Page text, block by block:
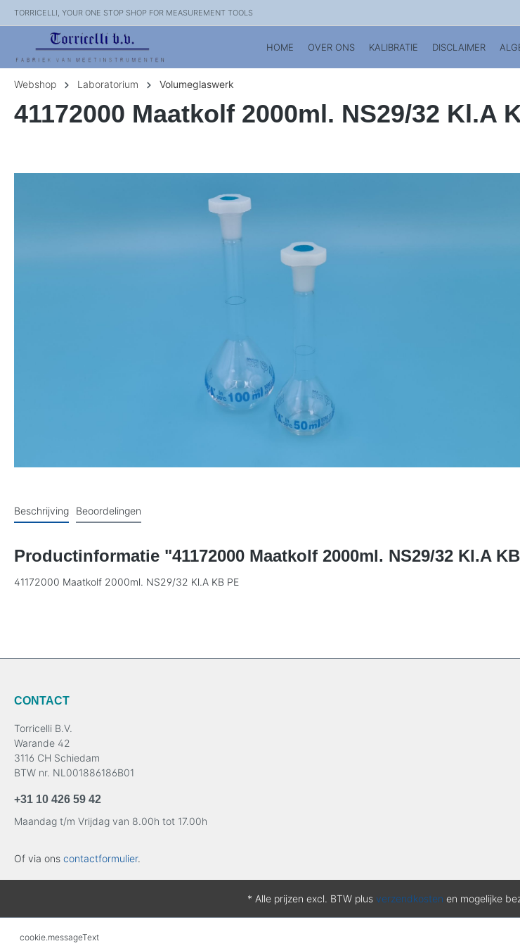
TORRICELLI, YOUR ONE STOP SHOP FOR MEASUREMENT TOOLS
HOME OVER ONS KALIBRATIE DISCLAIMER
Webshop Laboratorium Volumeglaswerk
41172000 Maatkolf 2000ml. NS29/32 Kl.A
Beschrijving Beoordelingen
Productinformatie "41172000 Maatkolf 2000ml. NS29/32 Kl.A
41172000 Maatkolf 2000ml. NS29/32 Kl.A KB PE
CONTACT
Torricelli B.V.
Warande 42
3116 CH Schiedam
BTW nr. NL001886186B01
+31 10 426 59 42
Maandag t/m Vrijdag van 8.00h tot 17.00h
Of via ons contactformulier.
* Alle prijzen excl. BTW plus verzendkosten en mogelijke
cookie.messageText